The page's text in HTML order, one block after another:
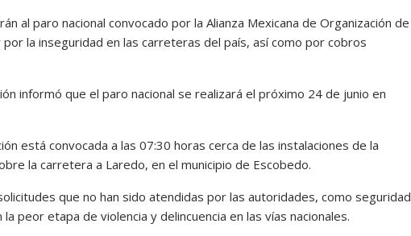
al paro nacional convocado por la Alianza Mexicana de Organización de
la inseguridad en las carreteras del país, así como por cobros
informó que el paro nacional se realizará el próximo 24 de junio en
está convocada a las 07:30 horas cerca de las instalaciones de la
la carretera a Laredo, en el municipio de Escobedo.
que no han sido atendidas por las autoridades, como seguridad
peor etapa de violencia y delincuencia en las vías nacionales.